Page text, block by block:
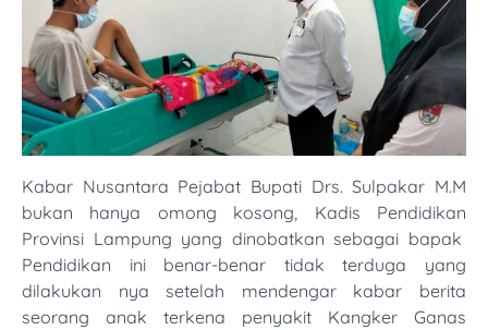
Kabar Nusantara Pejabat Bupati Drs. Sulpakar M.M
bukan hanya omong kosong, Kadis Pendidikan
Provinsi Lampung yang dinobatkan sebagai bapak
Pendidikan ini benar-benar tidak terduga yang
dilakukan nya setelah mendengar kabar berita
seorang anak terkena penyakit Kangker Ganas